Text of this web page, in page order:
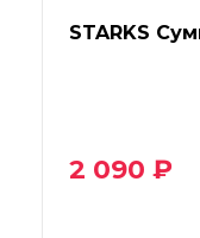
STARKS
2 090 ₽